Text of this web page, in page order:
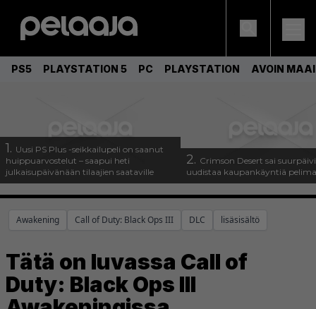
PS5 PLAYSTATION 5 PC PLAYSTATION AVOIN
1. Uusi PS Plus -seikkailupeli on saanut
huippuarvostelut – saapui heti
julkaisupäivänään tilaajien saataville
2. Crimson Desert sai
uudistaa kaupankäyntiä
Awakening Call of Duty: Black Ops III DLC lisäsisältö
Tätä on luvassa Call of
Duty: Black Ops III